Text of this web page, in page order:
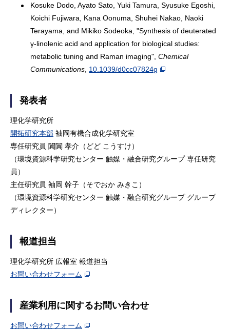
Kosuke Dodo, Ayato Sato, Yuki Tamura, Syusuke Egoshi,
Koichi Fujiwara, Kana Oonuma, Shuhei Nakao, Naoki
Terayama, and Mikiko Sodeoka, "Synthesis of deuterated
γ-linolenic acid and application for biological studies:
metabolic tuning and Raman imaging",Chemical
Communications 10.1039/d0cc07824g
発表者
理化学研究所
開拓研究本部 袖岡有機合成化学研究室
専任研究員 闐闐 孝介（どど こうすけ）
（環境資源科学研究センター 触媒・融合研究グループ 専任研究
員）
主任研究員 袖岡 幹子（そでおか みきこ）
（環境資源科学研究センター 触媒・融合研究グループ グループ
ディレクター）
報道担当
理化学研究所 広報室 報道担当
お問い合わせフォーム
産業利用に関するお問い合わせ
お問い合わせフォーム